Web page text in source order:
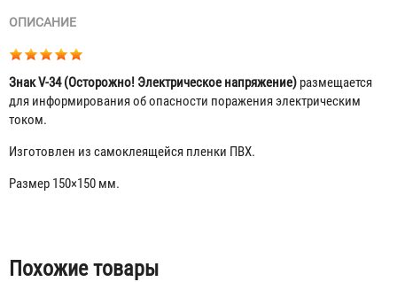
ОПИСАНИЕ
Знак V-34 (Осторожно! Электрическое напряжение) размещается
для информирования об опасности поражения электрическим
током.
Изготовлен из самоклеящейся пленки ПВХ.
Размер 150×150 мм.
Табы
Похожие товары